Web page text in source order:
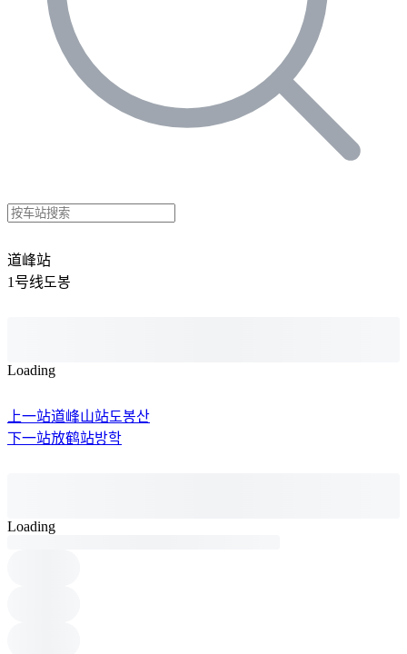
道峰站
1号线도봉
Loading
上一站道峰山站도봉산
下一站放鹤站방학
Loading